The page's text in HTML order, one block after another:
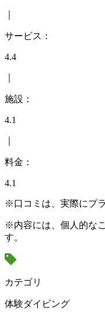
サービス：
4.4
施設：
4.1
料金：
4.1
※口コミは、実際にプ
※内容には、個人的な
す。
カテゴリ
体験ダイビング